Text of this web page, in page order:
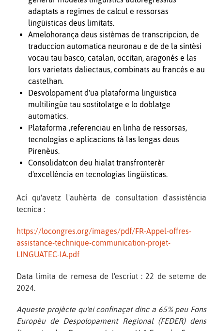
adaptats a regimes de calcul e ressorsas
lingüisticas deus limitats.
Amelohorança deus sistèmas de transcripcion, de
traduccion automatica neuronau e de de la sintèsi
vocau tau basco, catalan, occitan, aragonés e las
lors varietats daliectaus, combinats au francés e au
castelhan.
Desvolopament d'ua plataforma lingüistica
multilingüe tau sostitolatge e lo doblatge
automatics.
Plataforma ,referenciau en linha de ressorsas,
tecnologias e aplicacions tà las lengas deus
Pirenèus.
Consolidatcon deu hialat transfronterèr
d'excelléncia en tecnologias lingüisticas.
Ací qu'avetz l'auhèrta de consultation d'assisténcia
tecnica :
https://locongres.org/images/pdf/FR-Appel-offres-
assistance-technique-communication-projet-
LINGUATEC-IA.pdf
Data limita de remesa de l'escriut : 22 de seteme de
2024.
Aqueste projècte qu'ei confinaçat dinc a 65% peu Fons
Europèu de Despolopament Regional (FEDER) dens